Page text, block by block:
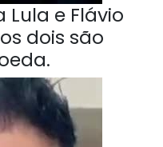
Lula e Flávio
dois são